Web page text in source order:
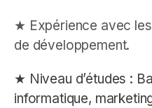
★ Expérience avec
de développement.
★ Niveau d’études :
informatique,